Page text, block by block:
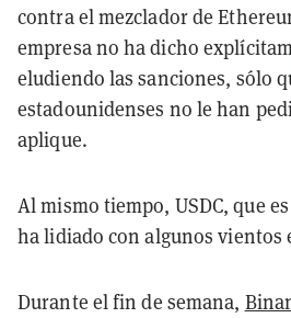
contra el mezclador de
empresa no ha dicho
eludiendo las sanciones, sólo
estadounidenses no le han
aplique.
Al mismo tiempo, USDC, que
ha lidiado con algunos vientos
Durante el fin de semana,